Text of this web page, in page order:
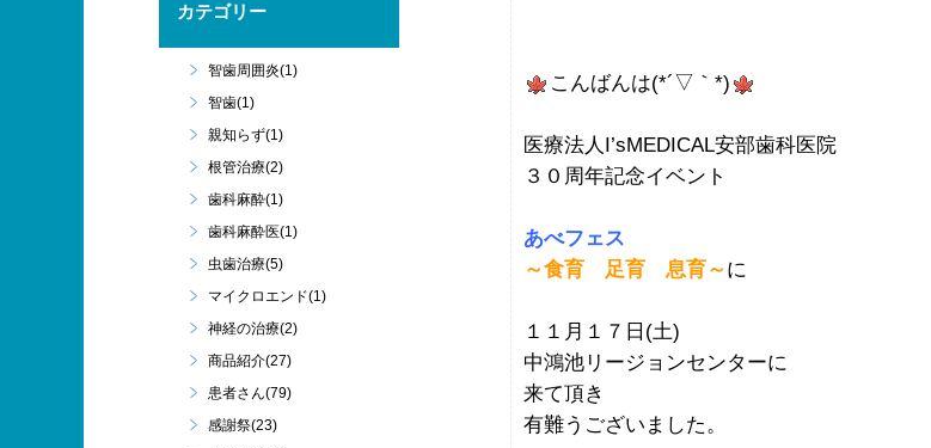
こんばんは(*´▽｀*)
医療法人I’sMEDICAL安部歯科医院
３０周年記念イベント
あべフェス
～食育 足育 息育～ に
１１月１７日(土)
中鴻池リージョンセンターに
来て頂き
有難うございました。
カテゴリー
智歯周囲炎(1)
智歯(1)
親知らず(1)
根管治療(2)
歯科麻酔(1)
歯科麻酔医(1)
虫歯治療(5)
マイクロエンド(1)
神経の治療(2)
商品紹介(27)
患者さん(79)
感謝祭(23)